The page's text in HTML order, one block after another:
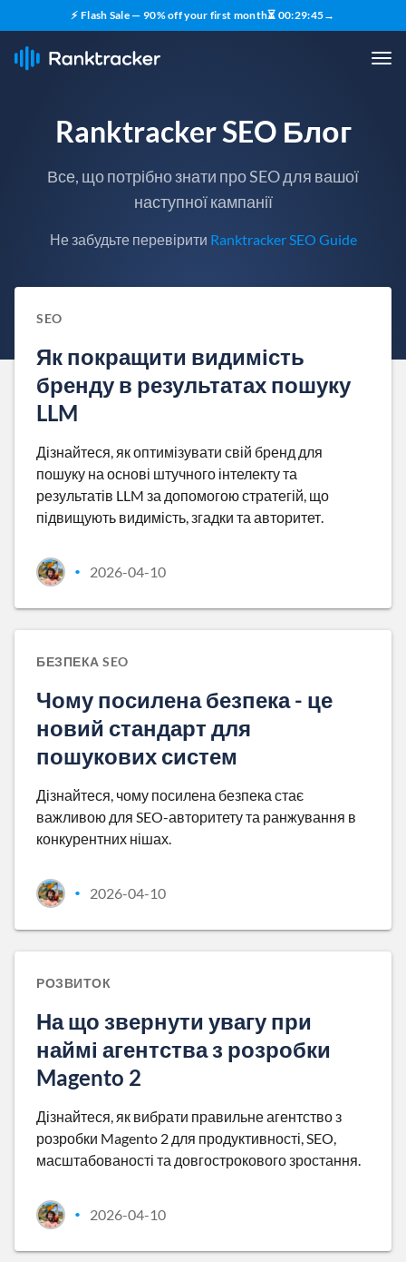
⚡ Flash Sale — 90% off your first month⏳ 00:29:44→
Ranktracker SEO Блог
Все, що потрібно знати про SEO для вашої
наступної кампанії
Не забудьте перевірити Ranktracker SEO Guide
SEO
Як покращити видимість
бренду в результатах пошуку
LLM
Дізнайтеся, як оптимізувати свій бренд для
пошуку на основі штучного інтелекту та
результатів LLM за допомогою стратегій, що
підвищують видимість, згадки та авторитет.
• 2026-04-10
БЕЗПЕКА SEO
Чому посилена безпека - це
новий стандарт для
пошукових систем
Дізнайтеся, чому посилена безпека стає
важливою для SEO-авторитету та ранжування в
конкурентних нішах.
• 2026-04-10
РОЗВИТОК
На що звернути увагу при
наймі агентства з розробки
Magento 2
Дізнайтеся, як вибрати правильне агентство з
розробки Magento 2 для продуктивності, SEO,
масштабованості та довгострокового зростання.
• 2026-04-10